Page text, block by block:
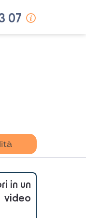
07
in un
video